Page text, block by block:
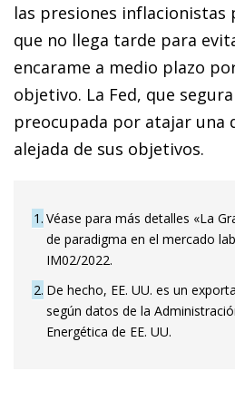
las presiones inflacionistas
que no llega tarde para
encarame a medio plazo
objetivo. La Fed, que
preocupada por atajar una
alejada de sus objetivos.
1 Véase para más detalles «La
de paradigma en el mercado
IM02/2022.
2 De hecho, EE. UU. es un
según datos de la
Energética de EE. UU.